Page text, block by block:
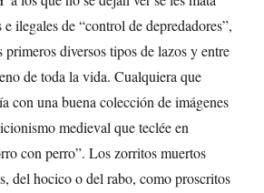
ilegales de “control de depredadores”,
diversos tipos de lazos y entre
de toda la vida. Cualquiera que
con una buena colección de imágenes
medieval que teclée en
con perro”. Los zorritos muertos
del hocico o del rabo, como proscritos